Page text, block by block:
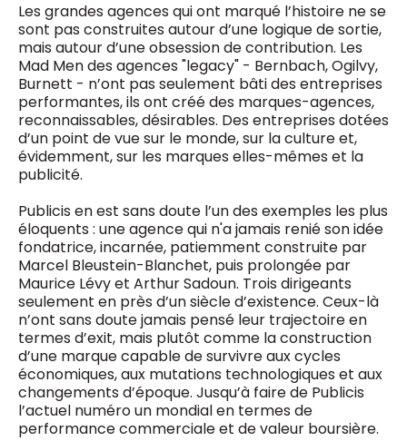
Les grandes agences qui ont marqué l’histoire ne se
sont pas construites autour d’une logique de sortie,
mais autour d’une obsession de contribution. Les
Mad Men des agences "legacy" - Bernbach, Ogilvy,
Burnett - n’ont pas seulement bâti des entreprises
performantes, ils ont créé des marques-agences,
reconnaissables, désirables. Des entreprises dotées
d’un point de vue sur le monde, sur la culture et,
évidemment, sur les marques elles-mêmes et la
publicité.
Publicis en est sans doute l’un des exemples les plus
éloquents : une agence qui n'a jamais renié son idée
fondatrice, incarnée, patiemment construite par
Marcel Bleustein-Blanchet, puis prolongée par
Maurice Lévy et Arthur Sadoun. Trois dirigeants
seulement en près d’un siècle d’existence. Ceux-là
n’ont sans doute jamais pensé leur trajectoire en
termes d’exit, mais plutôt comme la construction
d’une marque capable de survivre aux cycles
économiques, aux mutations technologiques et aux
changements d’époque. Jusqu’à faire de Publicis
l’actuel numéro un mondial en termes de
performance commerciale et de valeur boursière.